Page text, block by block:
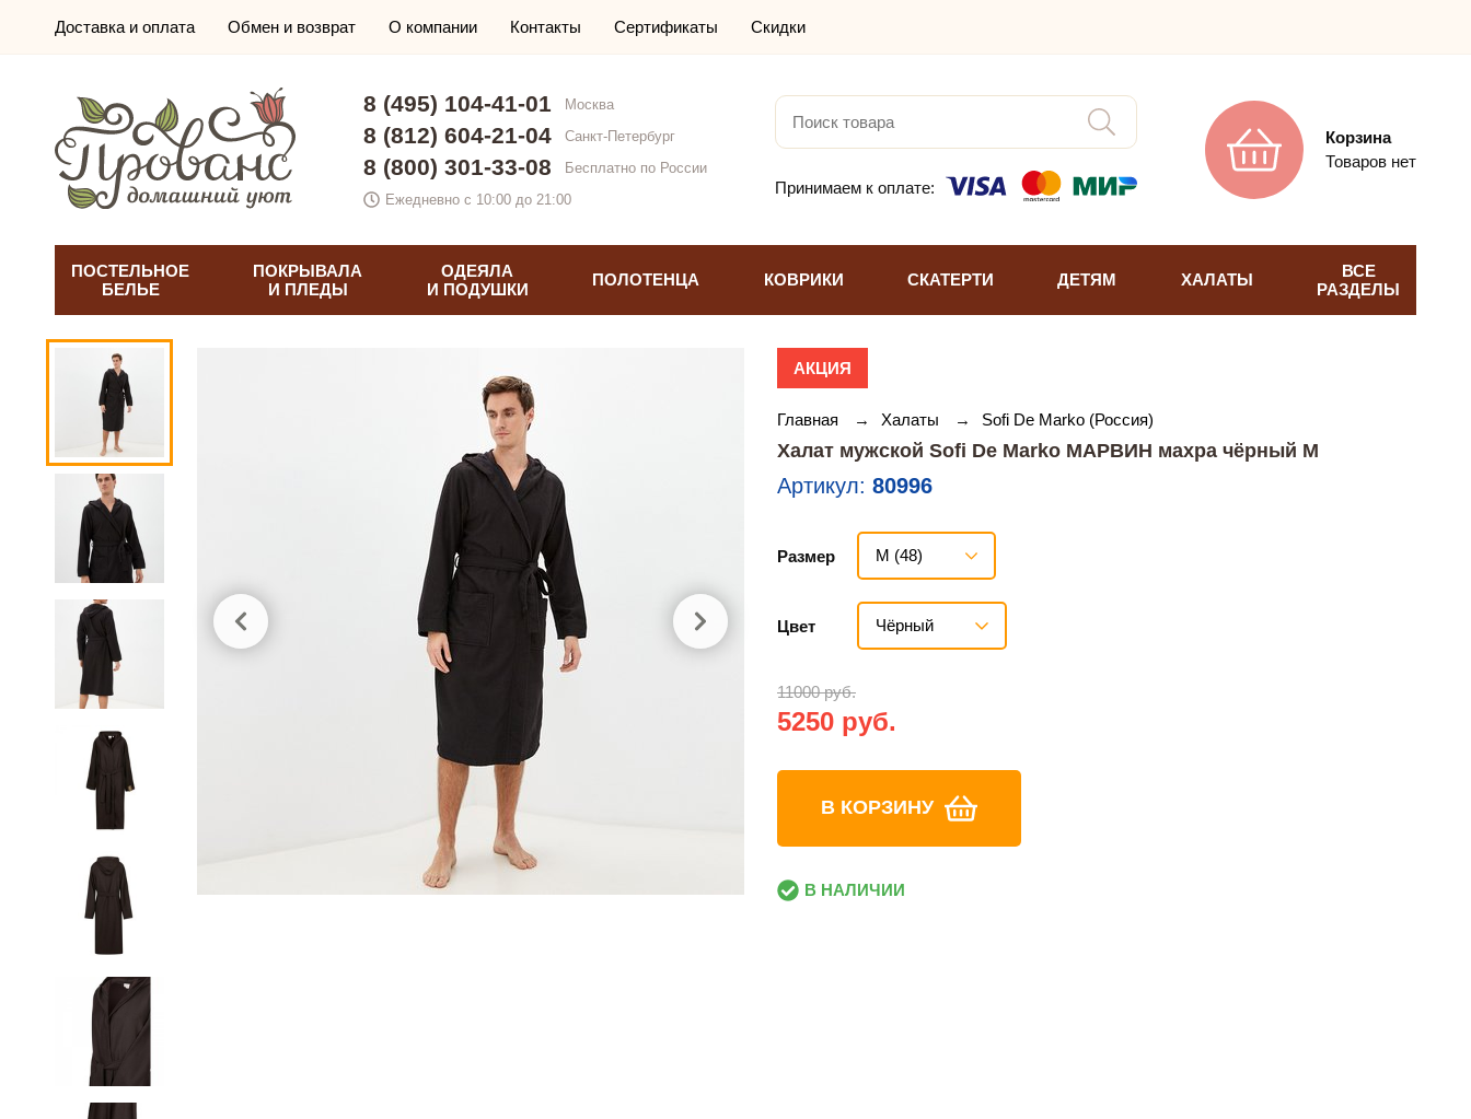
Доставка и оплата Обмен и возврат О компании Контакты Сертификаты Скидки
8 (495) 104-41-01 Москва
8 (812) 604-21-04 Санкт-Петербург
8 (800) 301-33-08
Бесплатно по России
Ежедневно с 10:00 до 21:00
Принимаем к оплате:
Корзина
Товаров нет
ПОСТЕЛЬНОЕ
БЕЛЬЕ
ПОКРЫВАЛА
И ПЛЕДЫ
ОДЕЯЛА
И ПОДУШКИ
ПОЛОТЕНЦА КОВРИКИ СКАТЕРТИ ДЕТЯМ ХАЛАТЫ
ВСЕ
РАЗДЕЛЫ
АКЦИЯ
Главная → Халаты → Sofi De Marko (Россия)
Халат мужской Sofi De Marko МАРВИН махра чёрный M
Артикул: 80996
Размер M (48)
Цвет Чёрный
11000 руб.
5250 руб.
В КОРЗИНУ
В НАЛИЧИИ